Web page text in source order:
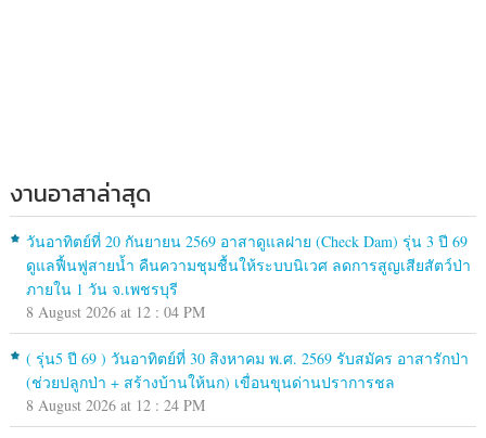
งานอาสาล่าสุด
วันอาทิตย์ที่ 20 กันยายน 2569 อาสาดูแลฝาย (Check Dam) รุ่น 3 ปี 69
ดูแลฟื้นฟูสายน้ำ คืนความชุมชื้นให้ระบบนิเวศ ลดการสูญเสียสัตว์ป่า
ภายใน 1 วัน จ.เพชรบุรี
8 August 2026 at 12 : 04 PM
( รุ่น5 ปี 69 ) วันอาทิตย์ที่ 30 สิงหาคม พ.ศ. 2569 รับสมัคร อาสารักป่า
(ช่วยปลูกป่า + สร้างบ้านให้นก) เขื่อนขุนด่านปราการชล
8 August 2026 at 12 : 24 PM